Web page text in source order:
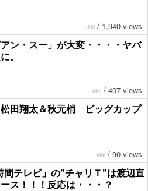
ririri / 1,940 views
ン・スー」が大変・・・・ヤバ
。
ririri / 407 views
田翔太＆秋元梢 ビッグカップ
ririri / 90 views
テレビ」の”チャリＴ”は渡辺直
ス！！！反応は・・・？